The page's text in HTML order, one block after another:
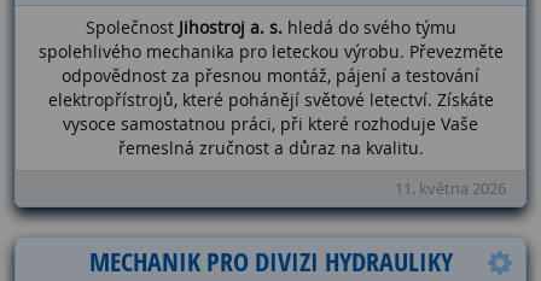
Společnost Jihostroj a. s.hledá do svého týmu
spolehlivého mechanika pro leteckou výrobu. Převezměte
odpovědnost za přesnou montáž, pájení a testování
elektropřístrojů, které pohánějí světové letectví. Získáte
vysoce samostatnou práci, při které rozhoduje Vaše
řemeslná zručnost a důraz na kvalitu.
11. května 2026
MECHANIK PRO DIVIZI HYDRAULIKY